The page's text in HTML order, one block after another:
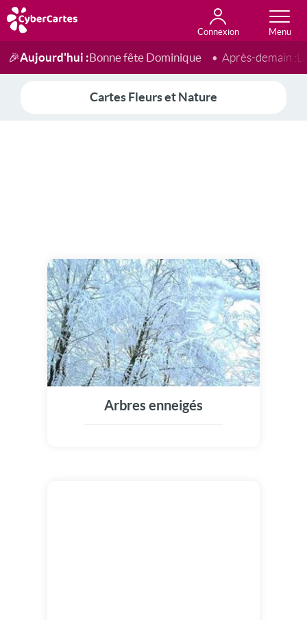
Connexion
Anniversaire
Fête du jour
Amour
Amitié
Merci
Toutes les cartes
🎉Aujourd'hui :Bonne fête Dominique Après-demain :
Cartes Fleurs et Nature
Arbres enneigés